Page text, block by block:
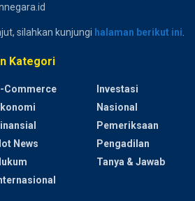
silahkan kunjungi halaman berikut ini
Kategori
Commerce
News
Investasi
Nasional
Pemeriksaan
Pengadilan
Tanya & Jawab